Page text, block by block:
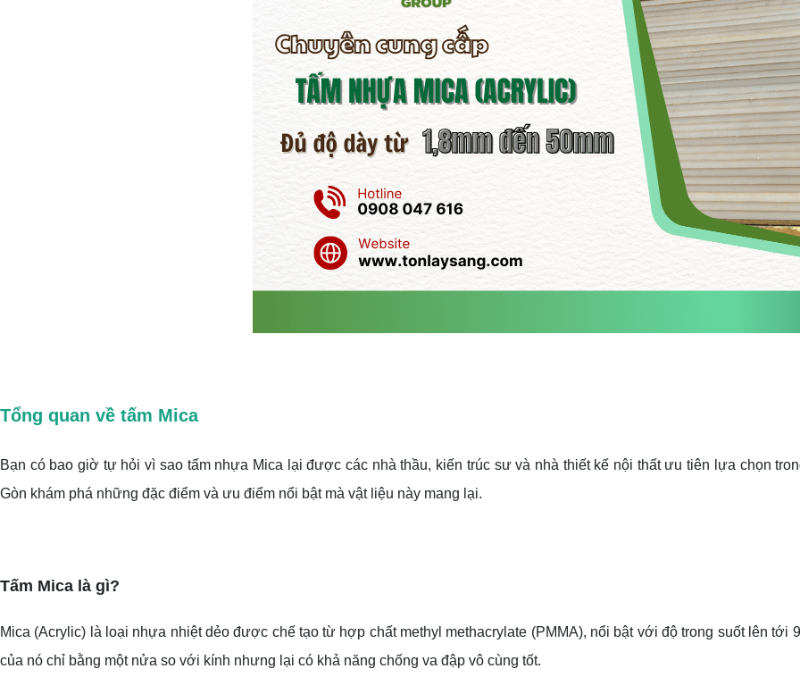
Tổng quan về tấm Mica
Bạn có bao giờ tự hỏi vì sao tấm nhựa Mica lại được các nhà thầu, kiến trúc sư và nhà thiết kế nội thất ưu tiên lựa chọn
Gòn khám phá những đặc điểm và ưu điểm nổi bật mà vật liệu này mang lại.
Tấm Mica là gì?
Mica (Acrylic) là loại nhựa nhiệt dẻo được chế tạo từ hợp chất methyl methacrylate (PMMA), nổi bật với độ trong suốt lên
của nó chỉ bằng một nửa so với kính nhưng lại có khả năng chống va đập vô cùng tốt.